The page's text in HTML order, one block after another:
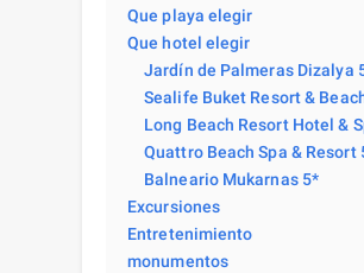
Que playa elegir
Que hotel elegir
Jardín de Palmeras Dizalya
Sealife Buket Resort &
Long Beach Resort Hotel &
Quattro Beach Spa & Resort
Balneario Mukarnas 5*
Excursiones
Entretenimiento
monumentos